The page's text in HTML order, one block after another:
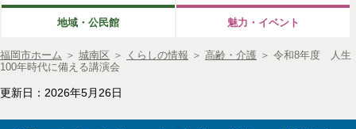
地域・公民館 魅力・イベント
福岡市ホーム ＞ 城南区 ＞ くらしの情報 ＞ 高齢・介護 ＞ 令和8年度 人生
100年時代に備える講演会
更新日：2026年5月26日